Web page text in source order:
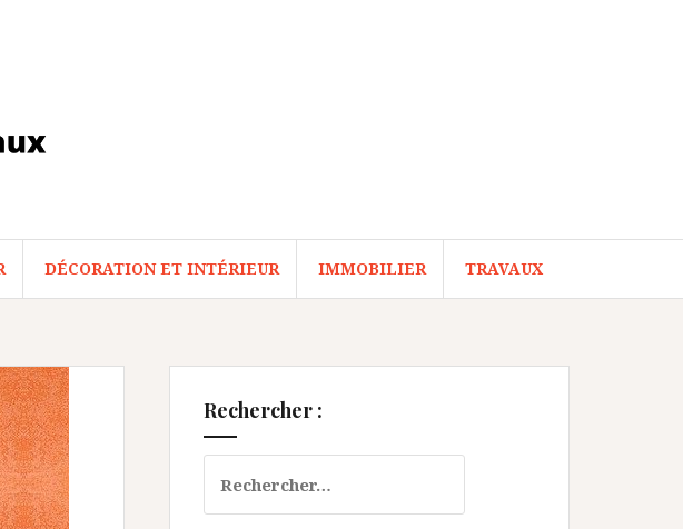
DÉCORATION ET INTÉRIEUR IMMOBILIER TRAVAUX
Rechercher :